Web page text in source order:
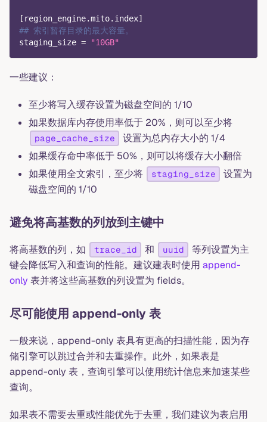
[ region_engine.mito.index]
## 索引暂存目录的最大容量。
staging_size = "10GB"
一些建议：
至少将写入缓存设置为磁盘空间的 1/10
如果数据库内存使用率低于 20%，则可以至少将
page_cache_size
设置为总内存大小的 1/4
如果缓存命中率低于 50%，则可以将缓存大小翻倍
如果使用全文索引，至少将
staging_size
设置为
磁盘空间的 1/10
避免将高基数的列放到主键中
将高基数的列，如 trace_id 和 uuid
等列设置为主
键会降低写入和查询的性能。建议建表时使用 append-
only 表并将这些高基数的列设置为 fields。
尽可能使用 append-only 表
一般来说，append-only 表具有更高的扫描性能，因为存
储引擎可以跳过合并和去重操作。此外，如果表是
append-only 表，查询引擎可以使用统计信息来加速某些
查询。
如果表不需要去重或性能优先于去重，我们建议为表启用